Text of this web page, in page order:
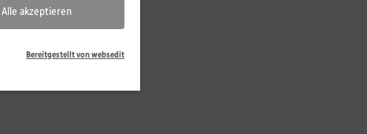
Alle akzeptieren
Bereitgestellt von websedit